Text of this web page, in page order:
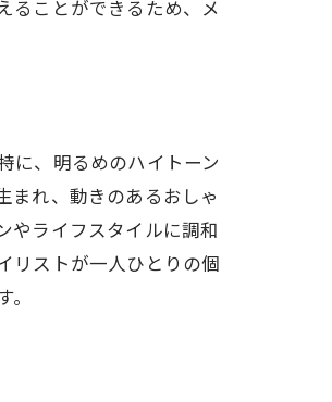
ることができるため、メ
に、明るめのハイトーン
まれ、動きのあるおしゃ
やライフスタイルに調和
リストが一人ひとりの個